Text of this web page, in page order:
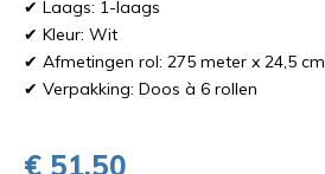
✔ Laags: 1-laags
✔ Kleur: Wit
✔ Afmetingen rol: 275 meter x 24,5 cm
✔ Verpakking: Doos à 6 rollen
€ 51,50